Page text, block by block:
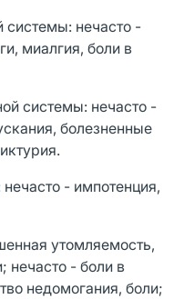
нечасто -
миалгия, боли в
системы: нечасто -
болезненные
- импотенция,
утомляемость,
нечасто - боли в
недомогания, боли;